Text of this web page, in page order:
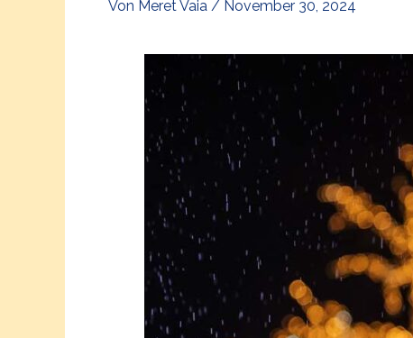
Von Meret Vaia / November 30, 2024